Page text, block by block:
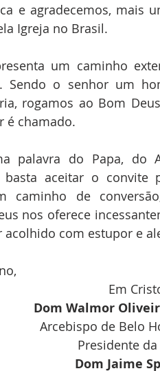
e agradecemos, mais
Igreja no Brasil.
um caminho
Sendo o senhor um
rogamos ao Bom
é chamado.
palavra do Papa, do
basta aceitar o
caminho de
nos oferece
acolhido com estupor e
Em
Dom Walmor
Arcebispo de Belo
Presidente da
Dom Jaime